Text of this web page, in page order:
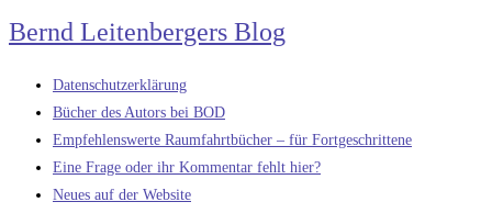
Zum
Inhalt
springen
Bernd Leitenbergers Blog
Datenschutzerklärung
Bücher des Autors bei BOD
Empfehlenswerte Raumfahrtbücher – für Fortgeschrittene
Eine Frage oder ihr Kommentar fehlt hier?
Neues auf der Website